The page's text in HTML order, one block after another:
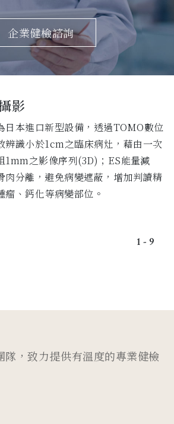
企業健檢諮詢
1 - 9
影
日本進口新型設備，透過TOMO數位
辨識小於1cm之臨床病灶，藉由一次
1mm之影像序列(3D)；ES能量減
肉分離，避免病變遮蔽，增加判讀精
、鈣化等病變部位。
隊，致力提供有溫度的專業健檢